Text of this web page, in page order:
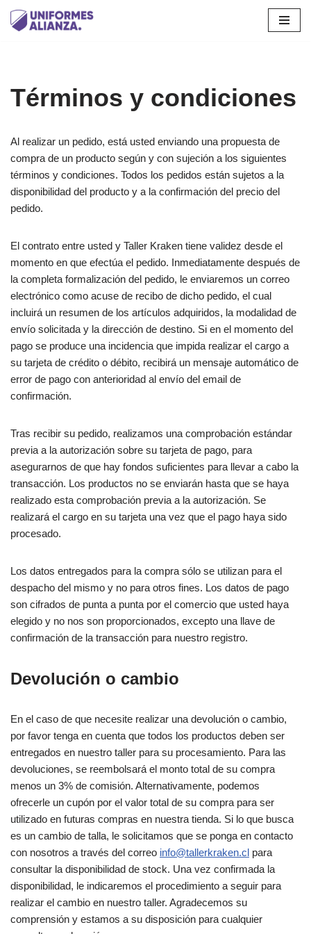
Términos y condiciones
Al realizar un pedido, está usted enviando una propuesta de
compra de un producto según y con sujeción a los siguientes
términos y condiciones. Todos los pedidos están sujetos a la
disponibilidad del producto y a la confirmación del precio del
pedido.
El contrato entre usted y Taller Kraken tiene validez desde el
momento en que efectúa el pedido. Inmediatamente después de
la completa formalización del pedido, le enviaremos un correo
electrónico como acuse de recibo de dicho pedido, el cual
incluirá un resumen de los artículos adquiridos, la modalidad de
envío solicitada y la dirección de destino. Si en el momento del
pago se produce una incidencia que impida realizar el cargo a
su tarjeta de crédito o débito, recibirá un mensaje automático de
error de pago con anterioridad al envío del email de
confirmación.
Tras recibir su pedido, realizamos una comprobación estándar
previa a la autorización sobre su tarjeta de pago, para
asegurarnos de que hay fondos suficientes para llevar a cabo la
transacción. Los productos no se enviarán hasta que se haya
realizado esta comprobación previa a la autorización. Se
realizará el cargo en su tarjeta una vez que el pago haya sido
procesado.
Los datos entregados para la compra sólo se utilizan para el
despacho del mismo y no para otros fines. Los datos de pago
son cifrados de punta a punta por el comercio que usted haya
elegido y no nos son proporcionados, excepto una llave de
confirmación de la transacción para nuestro registro.
Devolución o cambio
En el caso de que necesite realizar una devolución o cambio,
por favor tenga en cuenta que todos los productos deben ser
entregados en nuestro taller para su procesamiento. Para las
devoluciones, se reembolsará el monto total de su compra
menos un 3% de comisión. Alternativamente, podemos
ofrecerle un cupón por el valor total de su compra para ser
utilizado en futuras compras en nuestra tienda. Si lo que busca
es un cambio de talla, le solicitamos que se ponga en contacto
con nosotros a través del correo info@tallerkraken.cl para
consultar la disponibilidad de stock. Una vez confirmada la
disponibilidad, le indicaremos el procedimiento a seguir para
realizar el cambio en nuestro taller. Agradecemos su
comprensión y estamos a su disposición para cualquier